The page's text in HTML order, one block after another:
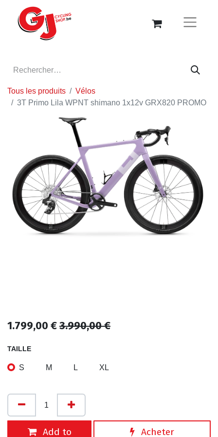
Tous les produits
Vélos
3T Primo Lila WPNT shimano 1x12v GRX820 PROMO
1.799,00 €3.990,00€
TAILLE
S M L XL
Add to Acheter